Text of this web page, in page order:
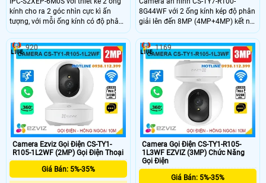
kính cho ra 2 góc nhìn cực kì ấn
tượng, với mỗi ống kính có độ phân
giải 6.0Mp cho ra hình ảnh 2K sắc
nét, tích hợp micro và loa giúp đàm
thoại 2 chiều trực tiếp, nhìn được
hình ảnh có màu vào ban đêm với
khoảng cách 15m.
8G44WF với 2 ống kính kép độ phân
giải lên đến 8MP (4MP+4MP) kết nối
wifi không dây có khe thẻ nhớ
512GB, chip xử lý CMOS. hồng ngoại
10m phát hiện chuyển động thông
minh hình ảnh sắc nét. Camera hỗ
trợ nút gọi điện thoại chỉ cần 1
chạm, 1 ống kính cố định và 1 ống
kính quay quét được 360 độ dễ
dàng sử dụng giá rẻ.
Camera Ezviz Gọi Điện CS-TY1-
R105-1L2WF (2MP) Gọi Điện Thoại
Giá Bán: 5%-35%
920
Camera Gọi Điện CS-TY1-R105-
1L3WF EZVIZ (3MP) Chức Năng
Gọi Điện
Giá Bán: 5%-35%
1169